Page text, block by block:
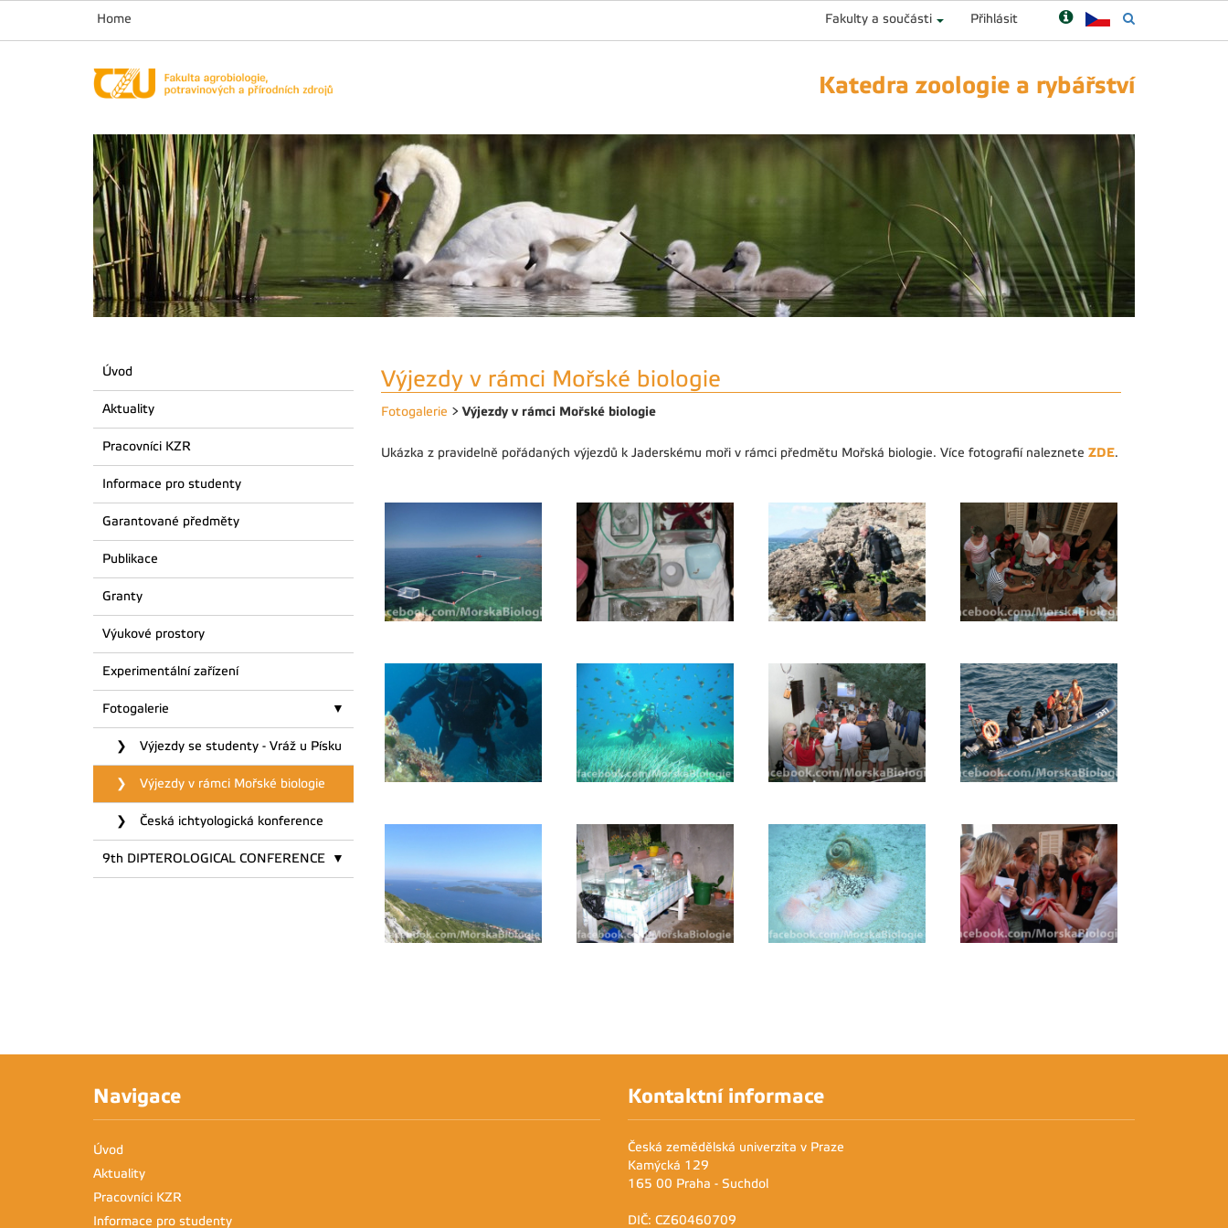
Home Fakulty a součásti Přihlásit
Katedra zoologie a rybářství
Úvod
Aktuality
Pracovníci KZR
Informace pro studenty
Garantované předměty
Publikace
Granty
Výukové prostory
Experimentální zařízení
Fotogalerie
Výjezdy se studenty - Vráž u Písku
Výjezdy v rámci Mořské biologie
Česká ichtyologická konference
9th DIPTEROLOGICAL CONFERENCE
Výjezdy v rámci Mořské biologie
Fotogalerie >Výjezdy v rámci Mořské biologie
Ukázka z pravidelně pořádaných výjezdů k Jaderskému moři v rámci předmětu Mořská biologie. Více fotografií naleznete ZDE.
Navigace
Úvod
Aktuality
Pracovníci KZR
Informace pro studenty
Kontaktní informace
Česká zemědělská univerzita v Praze
Kamýcká 129
165 00 Praha - Suchdol
DIČ: CZ60460709